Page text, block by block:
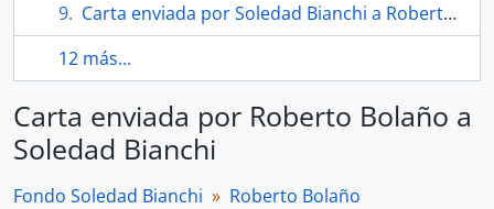
Carta enviada por Soledad Bianchi a Roberto Bolaño
12 más...
Carta enviada por Roberto Bolaño a
Soledad Bianchi
Fondo Soledad Bianchi
Roberto Bolaño